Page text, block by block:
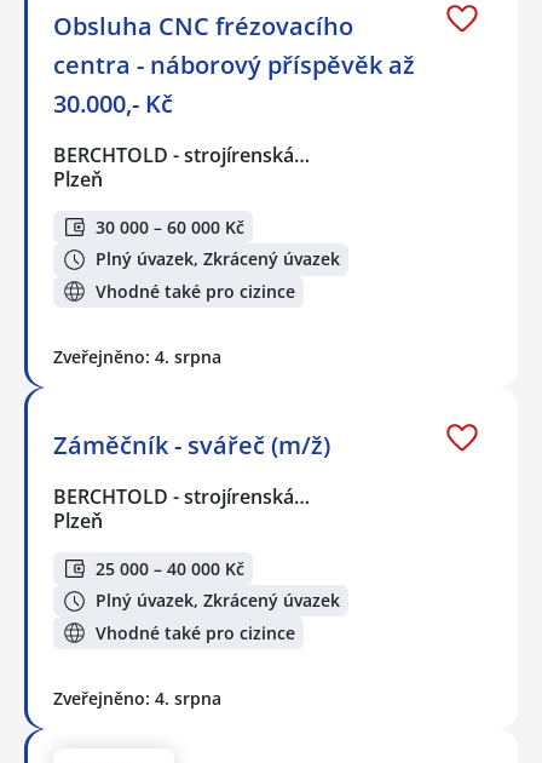
Obsluha CNC frézovacího
centra - náborový příspěvěk až
30.000,- Kč
BERCHTOLD - strojírenská…
Plzeň
30 000 – 60 000 Kč
Plný úvazek, Zkrácený úvazek
Vhodné také pro cizince
Zveřejněno: 4. srpna
Záměčník - svářeč (m/ž)
BERCHTOLD - strojírenská…
Plzeň
25 000 – 40 000 Kč
Plný úvazek, Zkrácený úvazek
Vhodné také pro cizince
Zveřejněno: 4. srpna